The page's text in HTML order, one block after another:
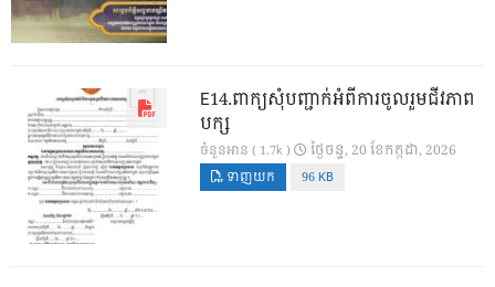
E14.ពាក្យសុំបញ្ជាក់អំពីការចូលរួមជីវភាព
បក្ស
ចំនួនអាន ( 1.7k ) ថ្ងៃ​ចន្ទ, 20 ខែ​កក្កដា, 2026
ទាញយក 96 KB